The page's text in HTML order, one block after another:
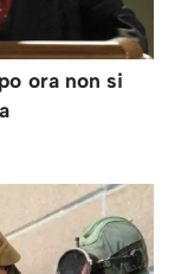
ora non si